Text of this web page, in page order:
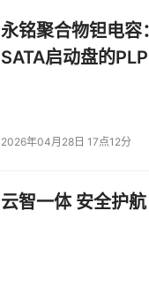
永铭聚合物钽电
SATA启动盘的
2026年04月28日 17点12分
云智一体 安全护